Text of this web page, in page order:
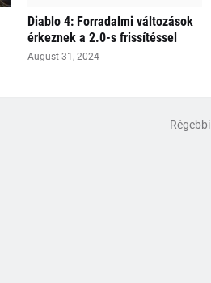
Diablo 4: Forradalmi változások
érkeznek a 2.0-s frissítéssel
August 31, 2024
Régebbi